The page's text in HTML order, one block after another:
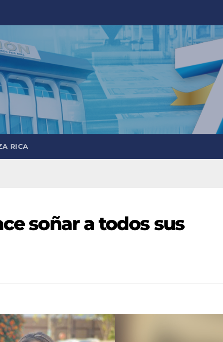
RICA
soñar a todos sus